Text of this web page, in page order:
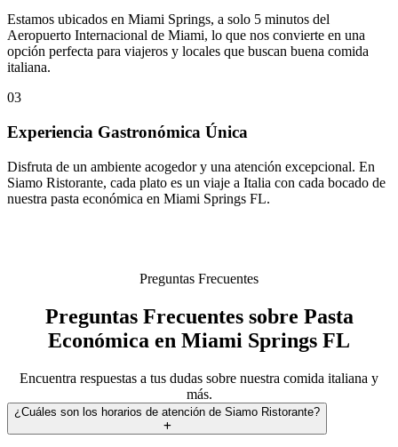
Estamos ubicados en Miami Springs, a solo 5 minutos del
Aeropuerto Internacional de Miami, lo que nos convierte en una
opción perfecta para viajeros y locales que buscan buena comida
italiana.
03
Experiencia Gastronómica Única
Disfruta de un ambiente acogedor y una atención excepcional. En
Siamo Ristorante, cada plato es un viaje a Italia con cada bocado de
nuestra pasta económica en Miami Springs FL.
Preguntas Frecuentes
Preguntas Frecuentes sobre Pasta
Económica en Miami Springs FL
Encuentra respuestas a tus dudas sobre nuestra comida italiana y
más.
¿Cuáles son los horarios de atención de Siamo Ristorante?